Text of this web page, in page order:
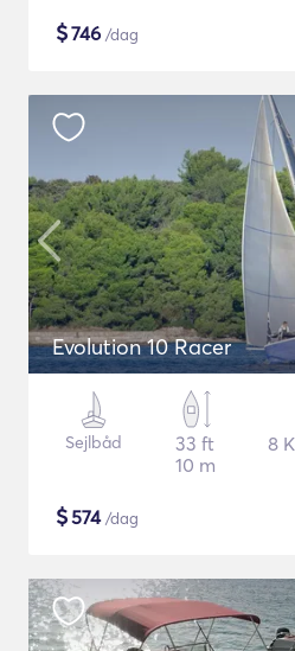
$746 /dag
Evolution 10 Racer
Sejlbåd
33 ft
10 m
8
$574/dag